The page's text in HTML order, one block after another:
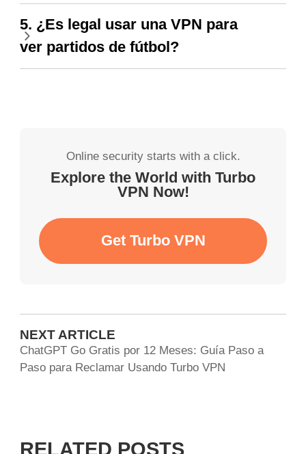
5. ¿Es legal usar una VPN para
ver partidos de fútbol?
Online security starts with a click.
Explore the World with Turbo
VPN Now!
Get Turbo VPN
NEXT ARTICLE
ChatGPT Go Gratis por 12 Meses: Guía Paso a
Paso para Reclamar Usando Turbo VPN
RELATED POSTS